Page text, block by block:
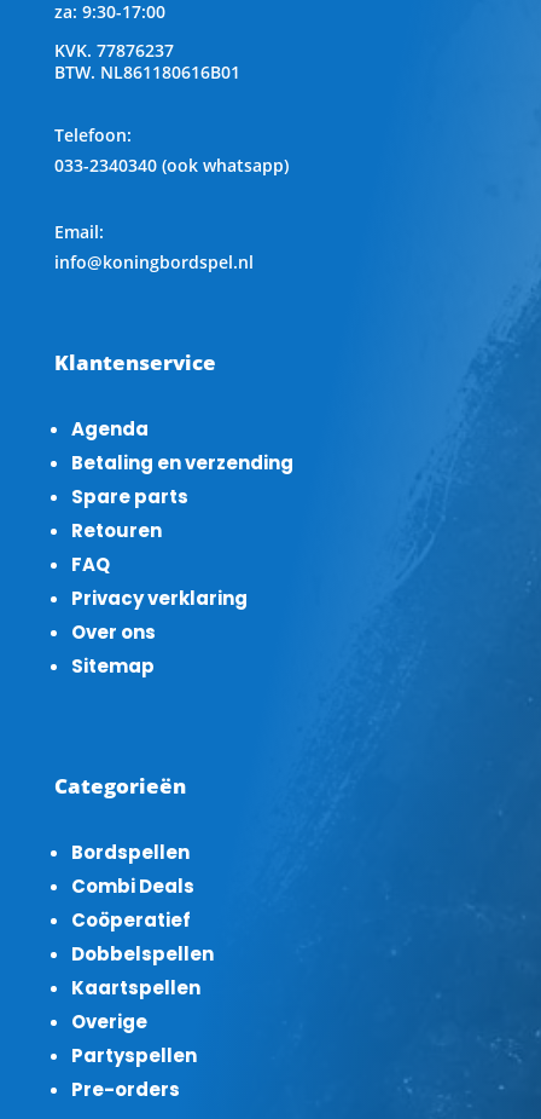
za: 9:30-17:00
KVK. 77876237
BTW. NL861180616B01
Telefoon:
033-2340340 (ook whatsapp)
Email:
info@koningbordspel.nl
Klantenservice
Agenda
Betaling en verzending
Spare parts
Retouren
FAQ
Privacy verklaring
Over ons
Sitemap
Categorieën
Bordspellen
Combi Deals
Coöperatief
Dobbelspellen
Kaartspellen
Overige
Partyspellen
Pre-orders